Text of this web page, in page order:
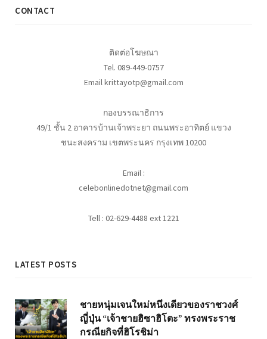
CONTACT
ติดต่อโฆษณา
Tel. 089-449-0757
Email krittayotp@gmail.com
กองบรรณาธิการ
49/1 ชั้น 2 อาคารบ้านเจ้าพระยา ถนนพระอาทิตย์ แขวง
ชนะสงคราม เขตพระนคร กรุงเทพ 10200
Email :
celebonlinedotnet@gmail.com
Tell : 02-629-4488 ext 1221
LATEST POSTS
ชายหนุ่มเจนใหม่หนึ่งเดียวของราชวงศ์
ญี่ปุ่น “เจ้าชายฮิซาฮิโตะ” ทรงพระราช
กรณียกิจที่ฮิโรชิม่า